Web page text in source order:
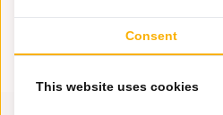
Consent
This website uses cookies